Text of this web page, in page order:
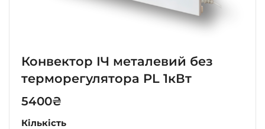
Конвектор ІЧ металевий без
терморегулятора PL 1кВт
5400₴
Кількість